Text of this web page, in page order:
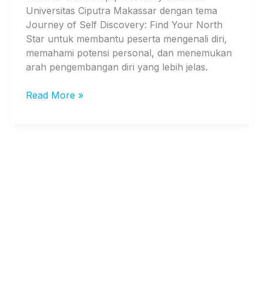
Universitas Ciputra Makassar dengan tema
Journey of Self Discovery: Find Your North
Star untuk membantu peserta mengenali diri,
memahami potensi personal, dan menemukan
arah pengembangan diri yang lebih jelas.
Read More »